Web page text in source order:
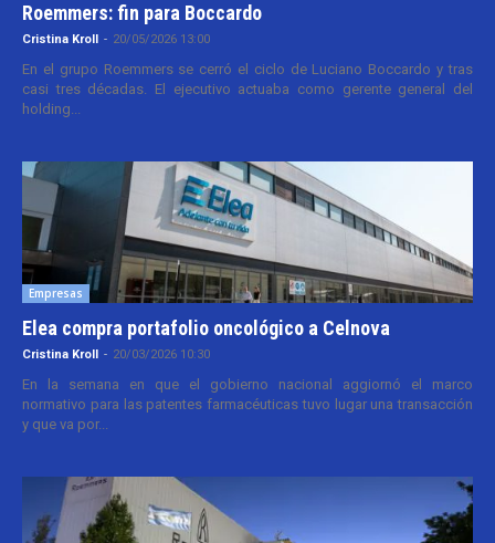
Roemmers: fin para Boccardo
Cristina Kroll - 20/05/2026 13:00
En el grupo Roemmers se cerró el ciclo de Luciano Boccardo y tras
casi tres décadas. El ejecutivo actuaba como gerente general del
holding...
Empresas
Elea compra portafolio oncológico a Celnova
Cristina Kroll - 20/03/2026 10:30
En la semana en que el gobierno nacional aggiornó el marco
normativo para las patentes farmacéuticas tuvo lugar una transacción
y que va por...